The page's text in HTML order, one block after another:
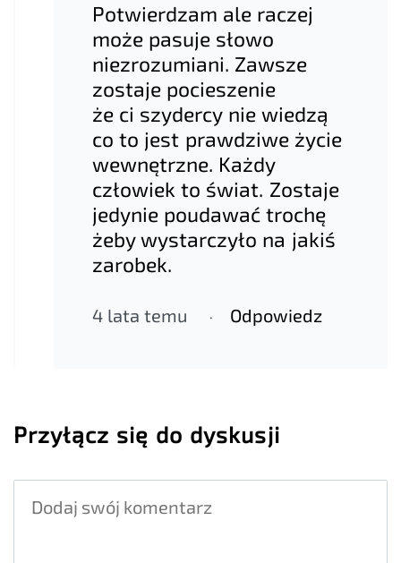
Potwierdzam ale raczej
może pasuje słowo
niezrozumiani. Zawsze
zostaje pocieszenie
że ci szydercy nie wiedzą
co to jest prawdziwe życie
wewnętrzne. Każdy
człowiek to świat. Zostaje
jedynie poudawać trochę
żeby wystarczyło na jakiś
zarobek.
4 lata temu Odpowiedz
Przyłącz się do dyskusji